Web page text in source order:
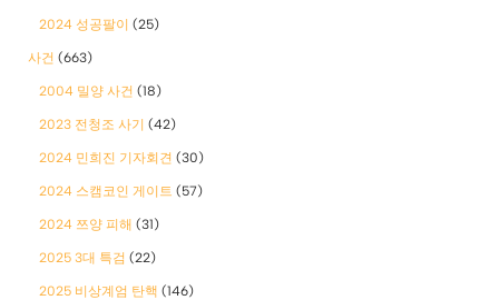
2024 성공팔이 (25)
사건 (663)
2004 밀양 사건 (18)
2023 전청조 사기 (42)
2024 민희진 기자회견 (30)
2024 스캠코인 게이트 (57)
2024 쯔양 피해 (31)
2025 3대 특검 (22)
2025 비상계엄 탄핵 (146)